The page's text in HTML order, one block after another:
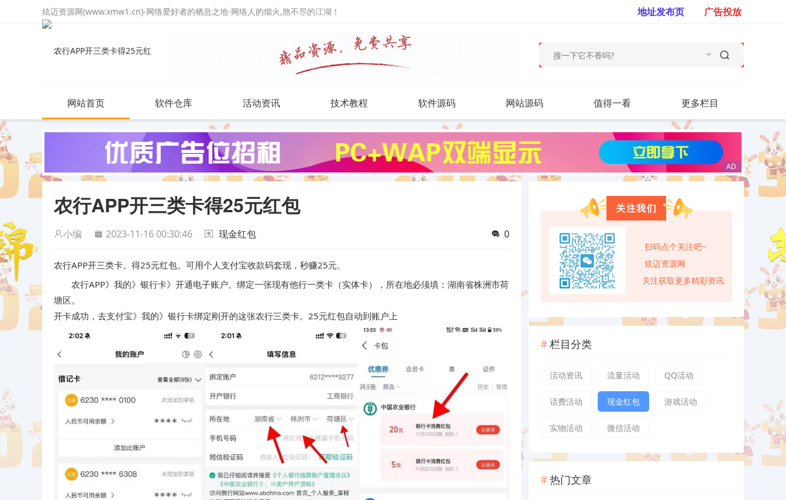
炫迈资源网(www.xmw1.cn)-网络爱好者的栖息之地-网络人的烟火,熬不尽的江湖！ 广告投放
地址发布页
网站首页 软件仓库 活动资讯 技术教程 软件源码 网站源码 值得一看 更多栏目
农行APP开三类卡得25元红包
小编 2023-11-16 00:30:46 现金红包 0
农行APP开三类卡。得25元红包。可用个人支付宝收款码套现，秒赚25元。
农行APP》我的》银行卡》开通电子账户。绑定一张现有他行一类卡（实体卡），所在地必须填：湖南省株洲市荷
塘区。
开卡成功，去支付宝》我的》银行卡绑定刚开的这张农行三类卡。25元红包自动到账户上
关注我们
扫码点个关注吧~
炫迈资源网
关注获取更多精彩资讯
栏目分类
活动资讯 流量活动 QQ活动
话费活动 现金红包 游戏活动
实物活动 微信活动
热门文章